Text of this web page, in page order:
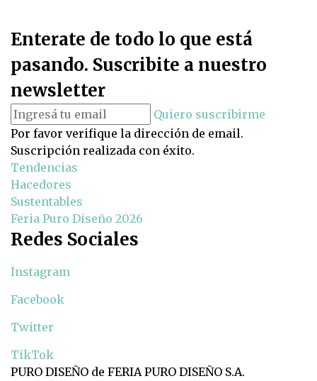
Enterate de todo lo que está
pasando. Suscribite a nuestro
newsletter
Quiero suscribirme
Por favor verifique la dirección de email.
Suscripción realizada con éxito.
Tendencias
Hacedores
Sustentables
Feria Puro Diseño 2026
Redes Sociales
Instagram
Facebook
Twitter
TikTok
PURO DISEÑO de FERIA PURO DISEÑO S.A.